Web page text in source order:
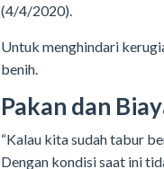
(4/4/2020).
Untuk menghindari
benih.
Pakan dan
“Kalau kita sudah tabur
Dengan kondisi saat ini